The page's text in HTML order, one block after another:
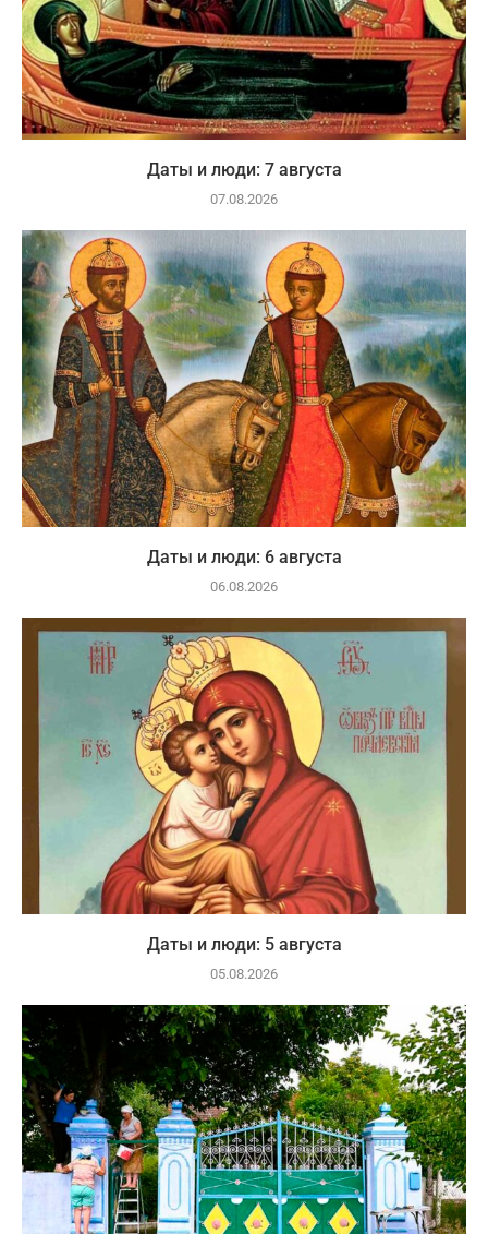
Даты и люди: 7 августа
07.08.2026
Даты и люди: 6 августа
06.08.2026
Даты и люди: 5 августа
05.08.2026